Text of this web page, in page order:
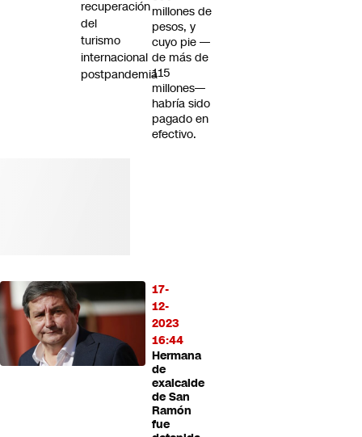
millones de
pesos, y
cuyo pie —
de más de
115
millones—
habría sido
pagado en
efectivo.
17-
12-
2023
16:44
Hermana
de
exalcalde
de San
Ramón
fue
recuperación
del
turismo
internacional
postpandemia